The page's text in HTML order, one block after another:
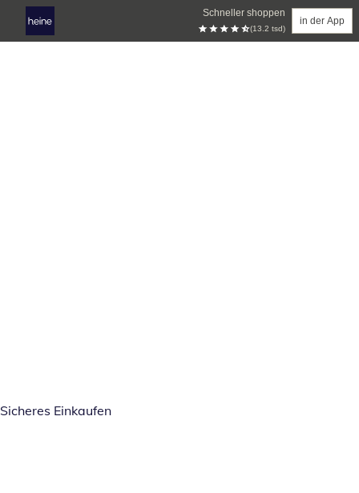
Schneller shoppen
(13.2 tsd)
in der App
Sicheres Einkaufen